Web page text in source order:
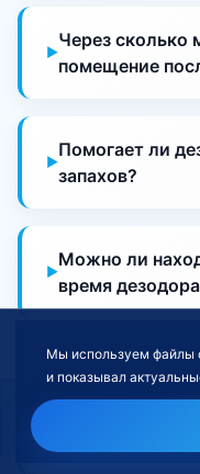
Через сколько
помещение
Помогает ли
запахов?
Можно ли
время
Выезжаете ли
Как
Нужна дезодорация
Мы используем файлы
и показывал